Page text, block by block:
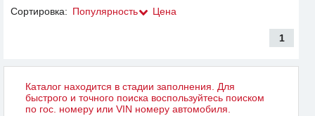
Сортировка: Популярность Цена
1
Каталог находится в стадии заполнения. Для
быстрого и точного поиска воспользуйтесь поиском
по гос. номеру или VIN номеру автомобиля.